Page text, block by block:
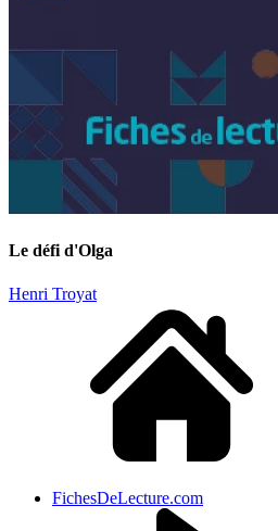
Le défi d'Olga
Henri Troyat
FichesDeLecture.com